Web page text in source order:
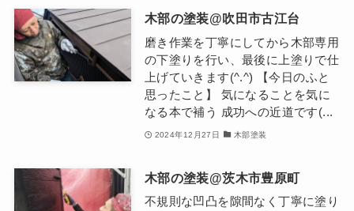
木部の塗装@吹田市古江台
磨き作業を丁寧にしてから木部専用
の下塗りを行い、最後に上塗りで仕
上げていきます(^.^) 【今日のふと
思ったこと】 気になることを気に
なる本で補う 成功への近道です(...
2024年12月27日 木部塗装
木部の塗装@茨木市豊原町
不規則な凹凸を隙間なく丁寧に塗り